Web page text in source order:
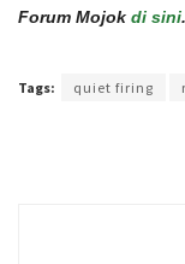
Forum Mojok di sini.
Tags: quiet firing